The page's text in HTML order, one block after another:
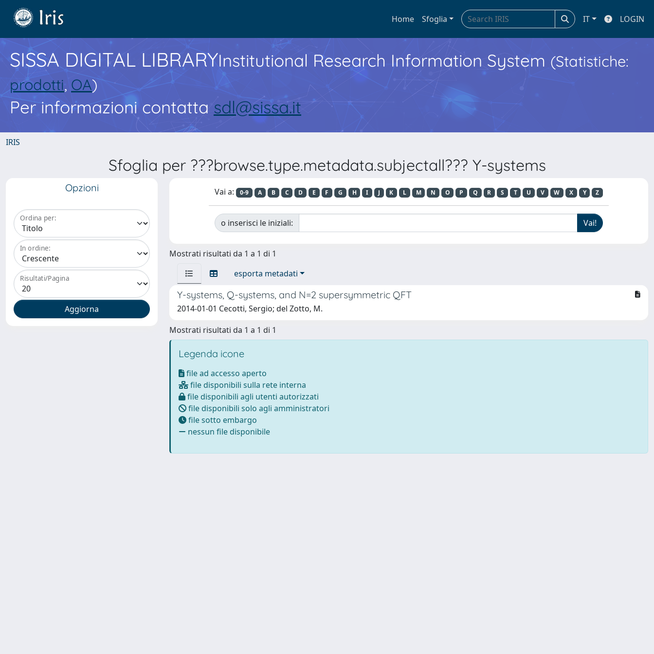
Home Sfoglia IT LOGIN
SISSA DIGITAL LIBRARYInstitutional Research Information System (Statistiche:
prodotti, OA)
Per informazioni contatta sdl@sissa.it
IRIS
Sfoglia per ???browse.type.metadata.subjectall??? Y-systems
Opzioni
Ordina per:
In ordine:
Risultati/Pagina
Vai a: 0-9 A B C D E F G H I J K L M N O P Q R S T U V W X Y Z
o inserisci le iniziali:
Mostrati risultati da 1 a 1 di 1
esporta metadati
Y-systems, Q-systems, and N=2 supersymmetric QFT
2014-01-01 Cecotti, Sergio; del Zotto, M.
Mostrati risultati da 1 a 1 di 1
Legenda icone
file ad accesso aperto
file disponibili sulla rete interna
file disponibili agli utenti autorizzati
file disponibili solo agli amministratori
file sotto embargo
nessun file disponibile